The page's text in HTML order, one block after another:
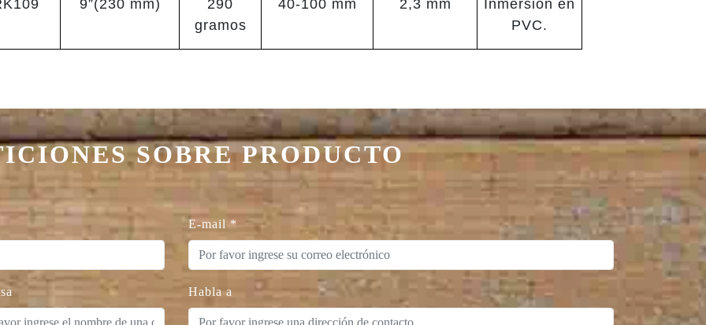
9”(230 mm)
290
gramos
40-100 mm 2,3 mm
Inmersión en
PVC.
SOBRE PRODUCTO
E-mail *
Habla a